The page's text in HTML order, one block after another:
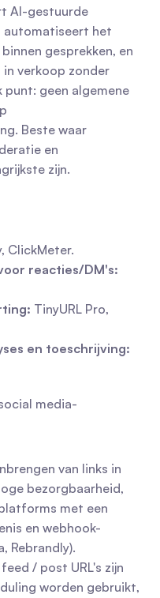
AI-gestuurde
automatiseert het
gesprekken, en
verkoop zonder
punt: geen algemene
Beste waar
en
zijn.
ClickMeter.
reacties/DM's:
TinyURL Pro,
en toeschrijving:
media-
van links in
bezorgbaarheid,
met een
en webhook-
Rebrandly).
/ post URL's zijn
worden gebruikt,